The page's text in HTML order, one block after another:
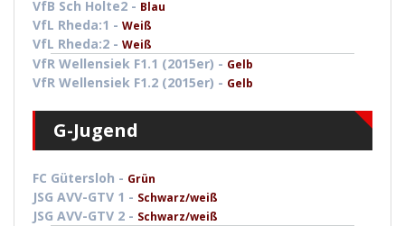
VfB Sch Holte2 - Blau
VfL Rheda:1 - Weiß
VfL Rheda:2 - Weiß
VfR Wellensiek F1.1 (2015er) - Gelb
VfR Wellensiek F1.2 (2015er) - Gelb
G-Jugend
FC Gütersloh - Grün
JSG AVV-GTV 1 - Schwarz/weiß
JSG AVV-GTV 2 - Schwarz/weiß